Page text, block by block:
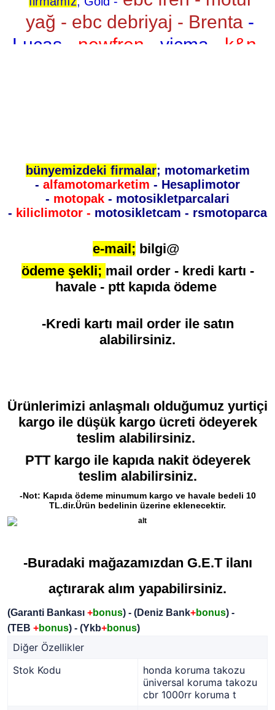
yağ - ebc debriyaj - Brenta -
Lucas - newfren - vicma - k&n
zincir -yuasa akü
-ek zincir- tex moto
-motosev- ipone yağ
- anes motor
ngk buji- motoparça -
eksoz- hiflo yağ filtreleri
-micehlin- prelli -
metzeler(lastik) - leo
(cam) -emre motor
bünyemizdeki firmalar; motomarketim
- alfamotomarketim - Hesaplimotor
- motopak - motosikletparcalari
- kiliclimotor - motosikletcam - rsmotoparca
e-mail; bilgi@
ödeme şekli; mail order - kredi kartı -
havale - ptt kapıda ödeme
-Kredi kartı mail order ile satın
alabilirsiniz.
Ürünlerimizi anlaşmalı olduğumuz yurtiçi
kargo ile düşük kargo ücreti ödeyerek
teslim alabilirsiniz.
PTT kargo ile kapıda nakit ödeyerek
teslim alabilirsiniz.
-Not: Kapıda ödeme minumum kargo ve havale bedeli 10
TL.dir.Ürün bedelinin üzerine eklenecektir.
-Buradaki mağazamızdan G.E.T ilanı
açtırarak alım yapabilirsiniz.
(Garanti Bankası +bonus) - (Deniz Bank+bonus) -
(TEB +bonus) - (Ykb+bonus)
Diğer Özellikler
Stok Kodu
honda koruma takozu
üniversal koruma takozu
cbr 1000rr koruma t